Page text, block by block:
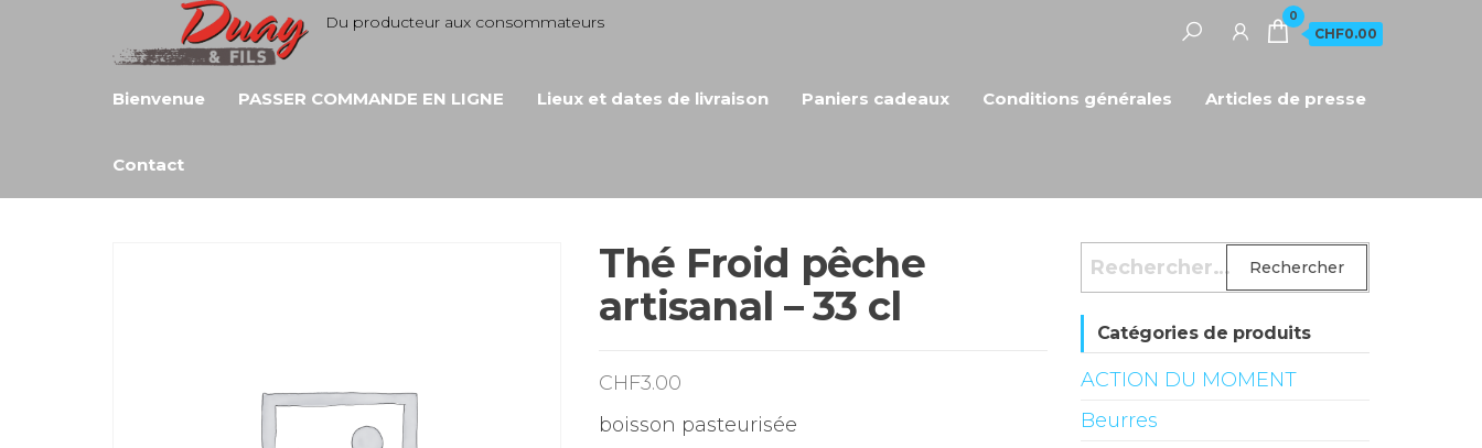
Du producteur aux consommateurs 0
CHF0.00
Bienvenue PASSER COMMANDE EN LIGNE Lieux et dates de livraison Paniers cadeaux Conditions générales Articles de presse
Contact
Thé Froid pêche
artisanal – 33 cl
CHF3.00
boisson pasteurisée
Rechercher :
Catégories de produits
ACTION DU MOMENT
Beurres